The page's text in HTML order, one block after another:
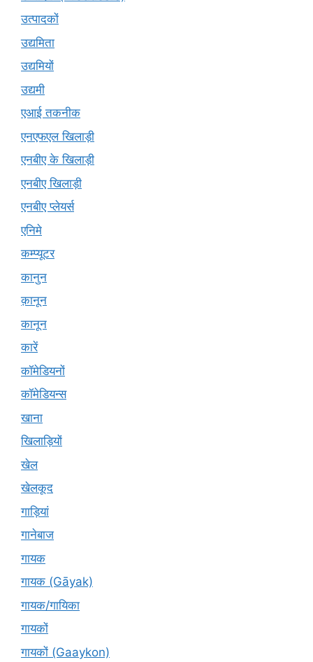
उत्पादकों
उद्यमिता
उद्यमियों
उद्यमी
एआई तकनीक
एनएफएल खिलाड़ी
एनबीए के खिलाड़ी
एनबीए खिलाड़ी
एनबीए प्लेयर्स
एनिमे
कम्प्यूटर
कानुन
क़ानून
कानून
कारें
कॉमेडियनों
कॉमेडियन्स
खाना
खिलाड़ियों
खेल
खेलकूद
गाड़ियां
गानेबाज
गायक
गायक (Gāyak)
गायक/गायिका
गायकों
गायकों (Gaaykon)